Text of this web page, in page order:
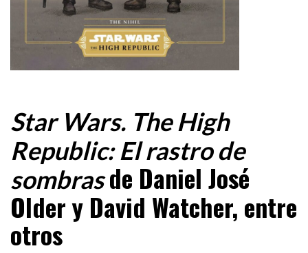
Star Wars. The High
Republic: El rastro de
sombras de Daniel José
Older y David Watcher, entre
otros